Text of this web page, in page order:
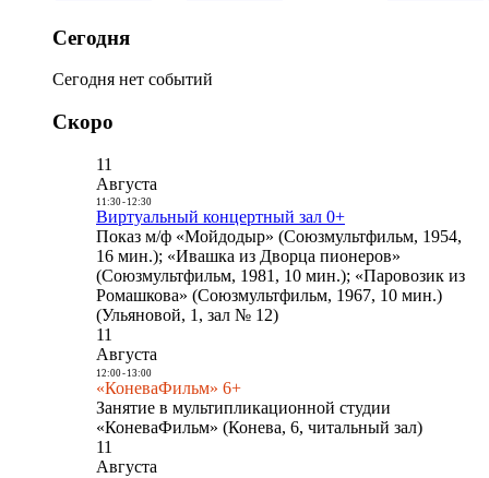
Сегодня
Сегодня нет событий
Скоро
11
Августа
11:30- 12:30
Виртуальный концертный зал 0+
Показ м/ф «Мойдодыр» (Союзмультфильм, 1954,
16 мин.); «Ивашка из Дворца пионеров»
(Союзмультфильм, 1981, 10 мин.); «Паровозик из
Ромашкова» (Союзмультфильм, 1967, 10 мин.)
(Ульяновой, 1, зал № 12)
11
Августа
12:00- 13:00
«КоневаФильм» 6+
Занятие в мультипликационной студии
«КоневаФильм» (Конева, 6, читальный зал)
11
Августа